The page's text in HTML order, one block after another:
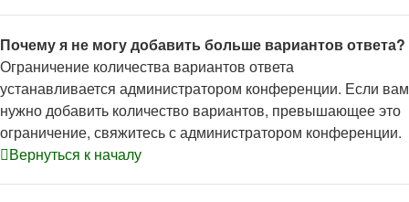
Почему я не могу добавить больше вариантов ответа?
Ограничение количества вариантов ответа
устанавливается администратором конференции. Если вам
нужно добавить количество вариантов, превышающее это
ограничение, свяжитесь с администратором конференции.
Вернуться к началу